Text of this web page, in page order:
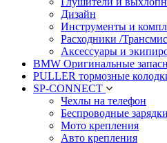
Дизайн
Инструменты и
Расходники /
Аксессуары и
BMW Оригинальные
PULLER тормозные
SP-CONNECT
Чехлы на телефон
Беспроводные зарядки
Мото крепления
Авто крепления